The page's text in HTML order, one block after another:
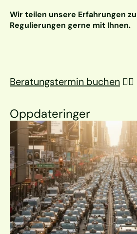
Wir teilen unsere Erfahrungen
Regulierungen gerne mit Ihnen.
Beratungstermin buchen
Oppdateringer